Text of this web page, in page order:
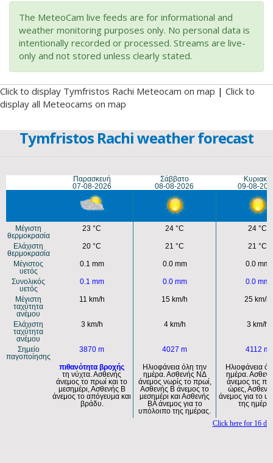
The MeteoCam live feeds are for informational and
weather monitoring purposes only. No personal data is
intentionally recorded or processed. Streams are live-
only and not stored unless clearly stated.
Click to display Tymfristos Rachi Meteocam on map | Click to
display all Meteocams on map
Tymfristos Rachi weather forecast